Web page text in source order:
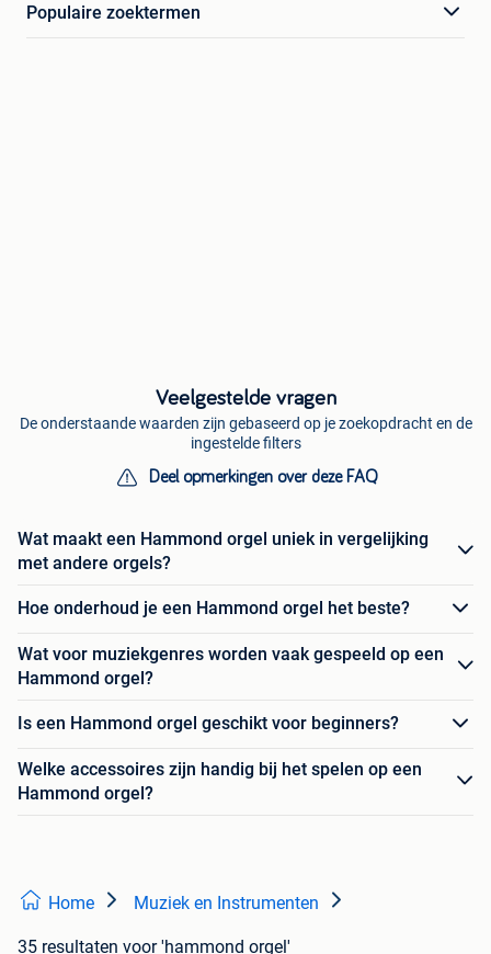
Populaire zoektermen
Veelgestelde vragen
De onderstaande waarden zijn gebaseerd op je zoekopdracht en de
ingestelde filters
Deel opmerkingen over deze FAQ
Wat maakt een Hammond orgel uniek in vergelijking
met andere orgels?
Hoe onderhoud je een Hammond orgel het beste?
Wat voor muziekgenres worden vaak gespeeld op een
Hammond orgel?
Is een Hammond orgel geschikt voor beginners?
Welke accessoires zijn handig bij het spelen op een
Hammond orgel?
Home Muziek en Instrumenten
35 resultaten voor 'hammond orgel'